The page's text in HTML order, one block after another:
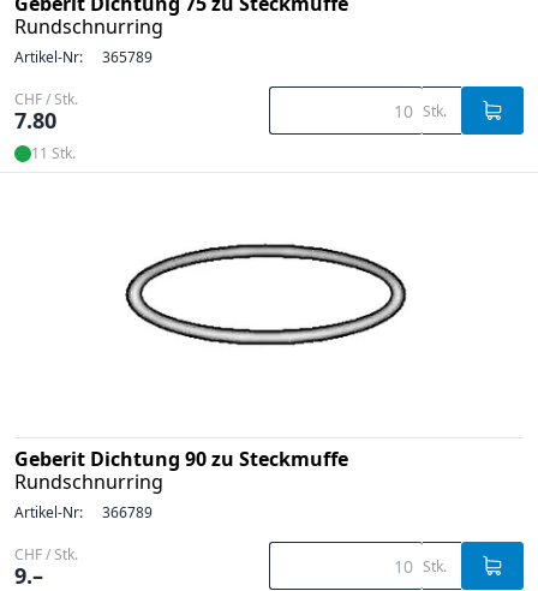
Rundschnurring
Artikel-Nr: 365789
CHF / Stk.
7.80 Stk.
11 Stk.
Geberit Dichtung 90 zu Steckmuffe
Rundschnurring
Artikel-Nr: 366789
CHF / Stk.
9.– Stk.